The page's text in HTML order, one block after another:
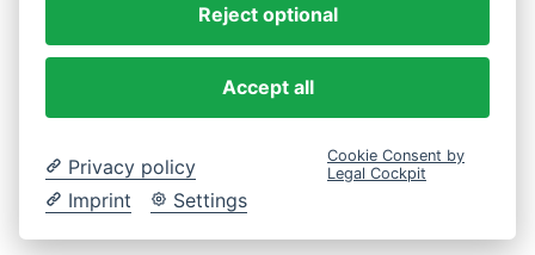
Flohzirkus
Pilates
Kontakt
0151 / 17248560
Reject optional
Accept all
Privacy policy
Imprint
Settings
Cookie Consent by
Legal Cockpit